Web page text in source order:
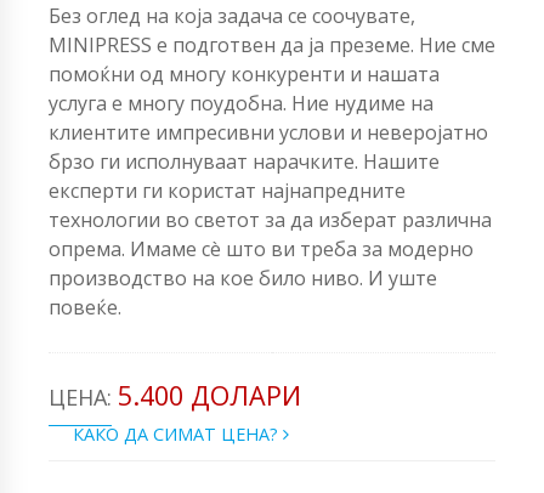
Без оглед на која задача се соочувате,
MINIPRESS е подготвен да ја преземе. Ние сме
помоќни од многу конкуренти и нашата
услуга е многу поудобна. Ние нудиме на
клиентите импресивни услови и неверојатно
брзо ги исполнуваат нарачките. Нашите
експерти ги користат најнапредните
технологии во светот за да изберат различна
опрема. Имаме сè што ви треба за модерно
производство на кое било ниво. И уште
повеќе.
ЦЕНА: 5.400 ДОЛАРИ
КАКО ДА СИМАТ ЦЕНА?